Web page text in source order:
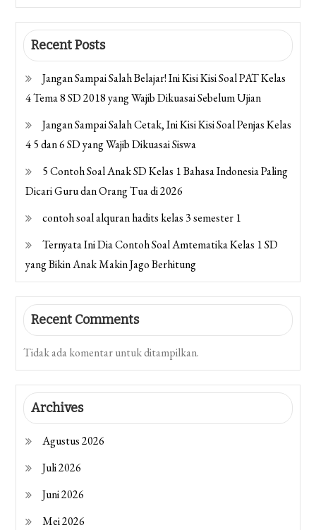
Recent Posts
Jangan Sampai Salah Belajar! Ini Kisi Kisi Soal PAT Kelas
4 Tema 8 SD 2018 yang Wajib Dikuasai Sebelum Ujian
Jangan Sampai Salah Cetak, Ini Kisi Kisi Soal Penjas Kelas
4 5 dan 6 SD yang Wajib Dikuasai Siswa
5 Contoh Soal Anak SD Kelas 1 Bahasa Indonesia Paling
Dicari Guru dan Orang Tua di 2026
contoh soal alquran hadits kelas 3 semester 1
Ternyata Ini Dia Contoh Soal Amtematika Kelas 1 SD
yang Bikin Anak Makin Jago Berhitung
Recent Comments
Tidak ada komentar untuk ditampilkan.
Archives
Agustus 2026
Juli 2026
Juni 2026
Mei 2026